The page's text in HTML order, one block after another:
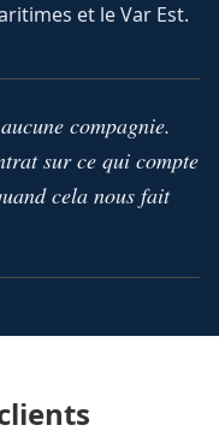
et le Var Est.
compagnie.
sur ce qui compte
cela nous fait